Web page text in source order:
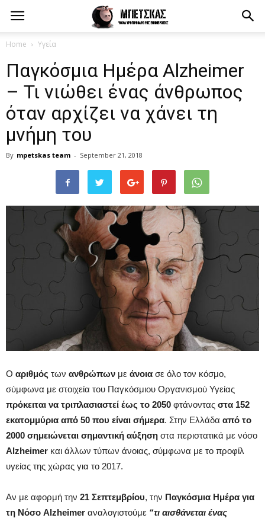
Home Υγεία
Παγκόσμια Ημέρα Alzheimer
– Τι νιώθει ένας άνθρωπος
όταν αρχίζει να χάνει τη
μνήμη του
By mpetskas team - September 21, 2018
Ο αριθμός των ανθρώπων με άνοια σε όλο τον κόσμο,
σύμφωνα με στοιχεία του Παγκόσμιου Οργανισμού Υγείας
πρόκειται να τριπλασιαστεί έως το 2050 φτάνοντας στα 152
εκατομμύρια από 50 που είναι σήμερα. Στην Ελλάδα από το
2000 σημειώνεται σημαντική αύξηση στα περιστατικά με νόσο
Alzheimer και άλλων τύπων άνοιας, σύμφωνα με το προφίλ
υγείας της χώρας για το 2017.
Αν με αφορμή την 21 Σεπτεμβρίου, την Παγκόσμια Ημέρα για
τη Νόσο Alzheimer αναλογιστούμε “τι αισθάνεται ένας